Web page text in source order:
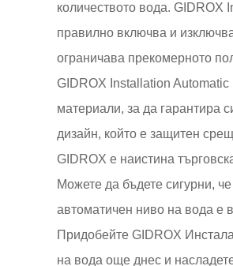
количеството вода.
правилно включва и
ограничава прекомерното
GIDROX Installation
материали, за да гарантира
дизайн, който е защитен
GIDROX е наистина
Можете да бъдете сигурни,
автоматичен ниво на вода е
Придобейте GIDROX
на вода още днес и